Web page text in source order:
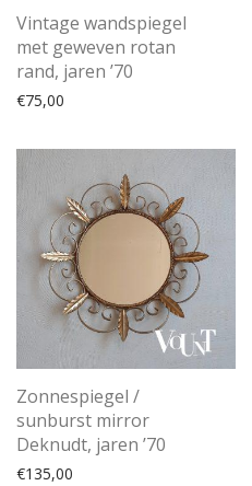
Vintage wandspiegel
met geweven rotan
rand, jaren ’70
€75,00
Zonnespiegel /
sunburst mirror
Deknudt, jaren ’70
€135,00